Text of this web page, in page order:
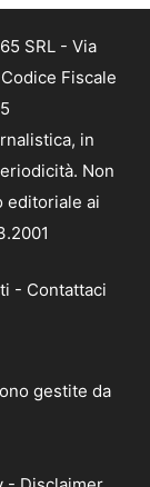
SRL - Via
Fiscale
in
Non
editoriale ai
- Contattaci
gestite da